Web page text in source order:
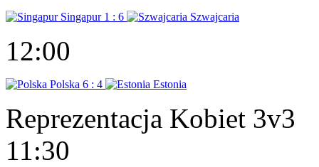
Singapur 1 : 6 Szwajcaria
12:00
Polska 6 : 4 Estonia
Reprezentacja Kobiet 3v3
11:30